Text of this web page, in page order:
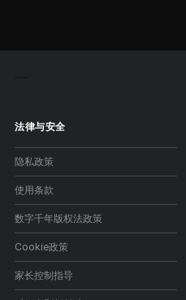
法律与安全
隐私政策
使用条款
数字千年版权法政策
Cookie政策
家长控制指导